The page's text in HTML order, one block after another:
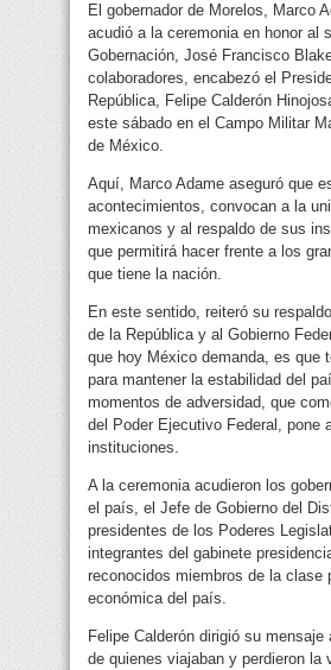
El gobernador de Morelos, Marco
acudió a la ceremonia en honor al
Gobernación, José Francisco
colaboradores, encabezó el
República, Felipe Calderón
este sábado en el Campo Militar
de México.
Aquí, Marco Adame aseguró que
acontecimientos, convocan a la
mexicanos y al respaldo de sus
que permitirá hacer frente a los
que tiene la nación.
En este sentido, reiteró su
de la República y al Gobierno
que hoy México demanda, es que
para mantener la estabilidad del
momentos de adversidad, que
del Poder Ejecutivo Federal, pone
instituciones.
A la ceremonia acudieron los
el país, el Jefe de Gobierno del
presidentes de los Poderes
integrantes del gabinete
reconocidos miembros de la clase
económica del país.
Felipe Calderón dirigió su mensaje
de quienes viajaban y perdieron la